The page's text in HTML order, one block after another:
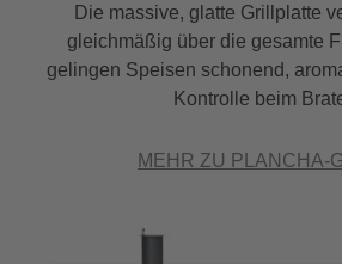
Die massive, glatte Grillplatte
gleichmäßig über die gesamte
gelingen Speisen schonend,
Kontrolle beim
MEHR ZU PLANCHA-